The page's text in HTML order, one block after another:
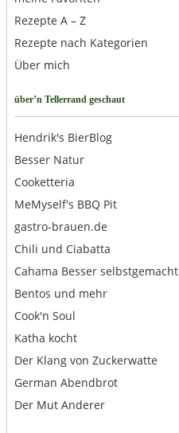
Rezepte A – Z
Rezepte nach Kategorien
Über mich
über’n Tellerrand geschaut
Hendrik's BierBlog
Besser Natur
Cooketteria
MeMyself's BBQ Pit
gastro-brauen.de
Chili und Ciabatta
Cahama Besser selbstgemacht
Bentos und mehr
Cook'n Soul
Katha kocht
Der Klang von Zuckerwatte
German Abendbrot
Der Mut Anderer